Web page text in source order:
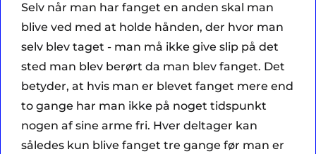
Selv når man har fanget en anden skal man
blive ved med at holde hånden, der hvor man
selv blev taget - man må ikke give slip på det
sted man blev berørt da man blev fanget. Det
betyder, at hvis man er blevet fanget mere end
to gange har man ikke på noget tidspunkt
nogen af sine arme fri. Hver deltager kan
således kun blive fanget tre gange før man er